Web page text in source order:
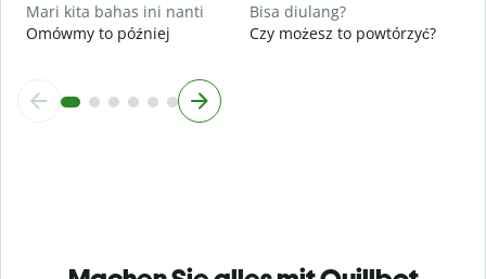
Mari kita bahas ini nanti
Omówmy to później
Bisa diulang?
Czy możesz to powtórzyć?